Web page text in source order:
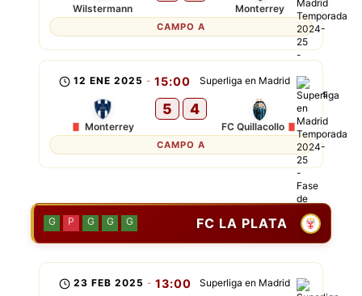
Wilstermann Monterrey
CAMPO A
Superliga en Madrid
12 ENE 2025 - 15:00
Monterrey
5 4
FC Quillacollo
CAMPO A
FC LA PLATA
G P G G G
Superliga en Madrid
23 FEB 2025 - 13:00